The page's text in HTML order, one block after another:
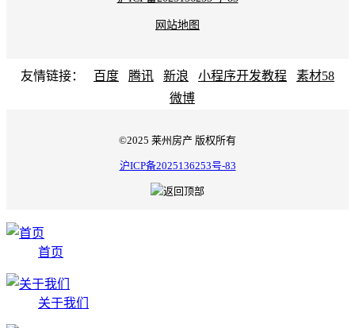
网站地图
友情链接： 百度 腾讯 新浪 小程序开发教程
素材58
微博
©2025 莱州房产 版权所有
沪ICP备2025136253号-83
首页
关于我们